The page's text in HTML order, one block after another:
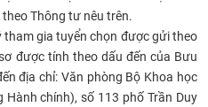
Thông tư nêu trên.
tham gia tuyển chọn được gửi theo
được tính theo dấu đến của Bưu
địa chỉ: Văn phòng Bộ Khoa học
chính), số 113 phố Trần Duy